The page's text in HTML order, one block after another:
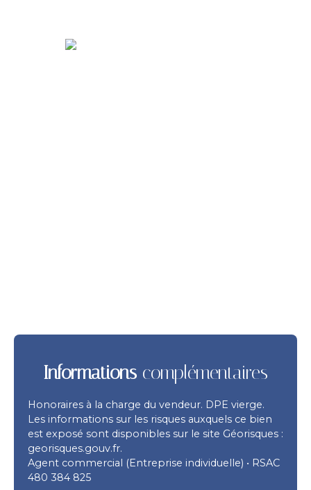
Informations complémentaires
Honoraires à la charge du vendeur. DPE vierge.
Les informations sur les risques auxquels ce bien
est exposé sont disponibles sur le site Géorisques :
georisques.gouv.fr.
Agent commercial (Entreprise individuelle) • RSAC
480 384 825